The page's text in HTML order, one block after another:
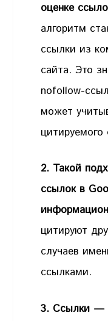
оценке
алгоритм
ссылки из
сайта. Это
nofollow-
может
цитируемого
2. Такой
ссылок в
цитируют
случаев
ссылками.
3. Ссылки —